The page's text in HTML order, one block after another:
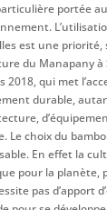
portée
est une priorité,
du Manapany
2018, qui met
durable,
Le choix du
En effet la
pour la planète,
pas d’apport